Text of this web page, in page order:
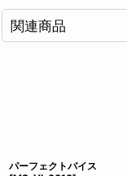
関連商品
パーフェクトバイス